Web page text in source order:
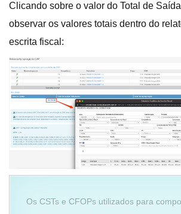
Clicando sobre o valor do Total de
observar os valores totais dentro do
escrita fiscal:
Os CSTs e CFOPs utilizados para